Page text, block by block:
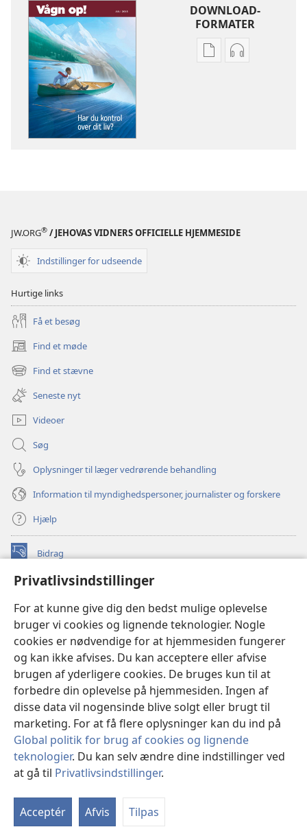
Privatlivsindstillinger
For at kunne give dig den bedst mulige oplevelse
bruger vi cookies og lignende teknologier. Nogle
cookies er nødvendige for at hjemmesiden fungerer
og kan ikke afvises. Du kan acceptere eller afvise
brugen af yderligere cookies. De bruges kun til at
forbedre din oplevelse på hjemmesiden. Ingen af
disse data vil nogensinde blive solgt eller brugt til
marketing. For at få flere oplysninger kan du ind på
Global politik for brug af cookies og lignende
teknologier. Du kan selv ændre dine indstillinger ved
at gå til Privatlivsindstillinger.
Acceptér Afvis Tilpas
DOWNLOAD-
FORMATER
Indstillinger
dit
Indstillinger
dit
JW.ORG® / JEHOVAS VIDNERS OFFICIELLE HJEMMESIDE
Indstillinger for udseende
Hurtige links
Få et besøg
Find et møde
(åbner
nyt
vindue)
Find et stævne
(åbner
nyt
vindue)
Seneste nyt
Videoer
Søg
Oplysninger til læger vedrørende behandling
Information til myndighedspersoner, journalister og forskere
Hjælp
Bidrag
(åbner
vindue)Watchtower ONLINE LIBRARY™
nyt
vindue)JW Hub
(åbner
nyt
vindue)JW Library
Watchtower Library
Copyright© 2026 Watch Tower Bible and Tract Society of Pennsylvania.
ANVENDELSESVILKÅR
PRIVATLIVSINDSTILLINGER